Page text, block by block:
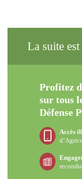
La suite
Profitez
sur tous
Défense
Accès